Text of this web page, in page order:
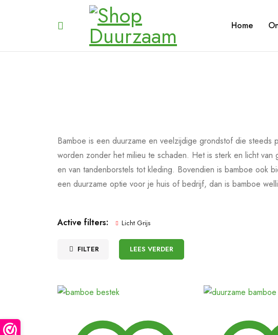
Home
Bamboe is een duurzame en veelzijdige grondstof die
worden zonder het milieu te schaden. Het is sterk en licht
en van tandenborstels tot kleding. Bovendien is bamboe ook
een duurzame optie voor je huis of bedrijf, dan is bamboe
Active filters: Licht Grijs
FILTER LEES VERDER